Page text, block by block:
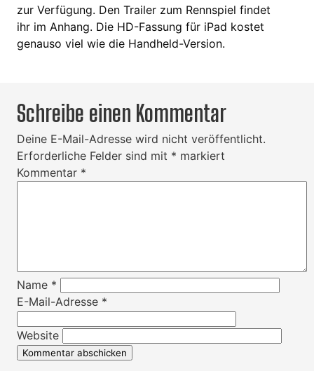
zur Verfügung. Den Trailer zum Rennspiel findet
ihr im Anhang. Die HD-Fassung für iPad kostet
genauso viel wie die Handheld-Version.
Schreibe einen Kommentar
Deine E-Mail-Adresse wird nicht veröffentlicht.
Erforderliche Felder sind mit * markiert
Kommentar *
Name *
E-Mail-Adresse *
Website